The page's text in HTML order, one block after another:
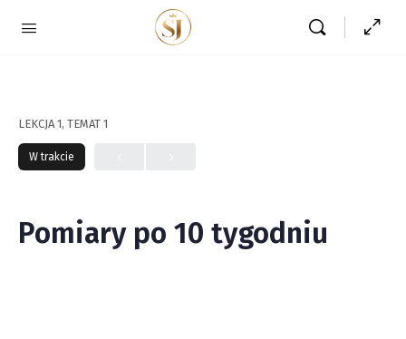
LEKCJA 1, TEMAT 1
W trakcie
Pomiary po 10 tygodniu